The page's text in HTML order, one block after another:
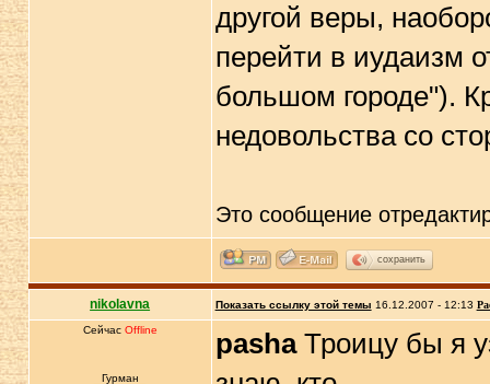
другой веры,
перейти в иудаизм
большом городе").
недовольства со
Это сообщение
сохранить
nikolavna Показать ссылку этой темы 16.12.2007 - 12:13
Сейчас Offline
Гурман
pashaТроицу бы я